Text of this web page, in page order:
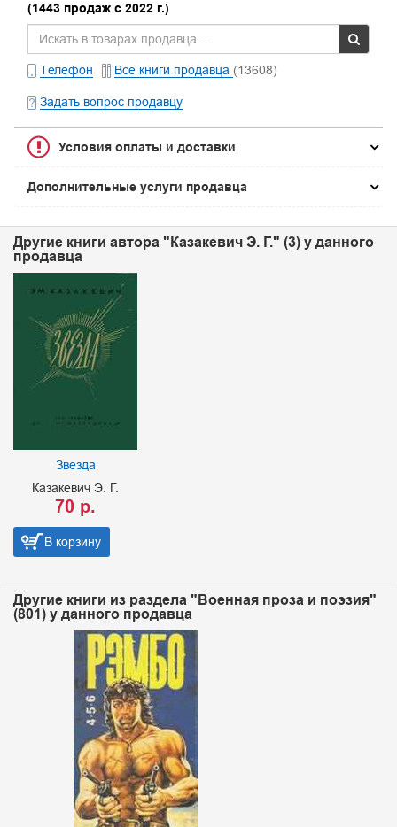
(1443 продаж с 2022 г.)
Телефон Все книги продавца (13608)
Задать вопрос продавцу
Условия оплаты и доставки
Дополнительные услуги продавца
Другие книги автора "Казакевич Э. Г." (3) у данного
продавца
Звезда
Казакевич Э. Г.
70 р.
В корзину
Другие книги из раздела "Военная проза и поэзия"
(801) у данного продавца